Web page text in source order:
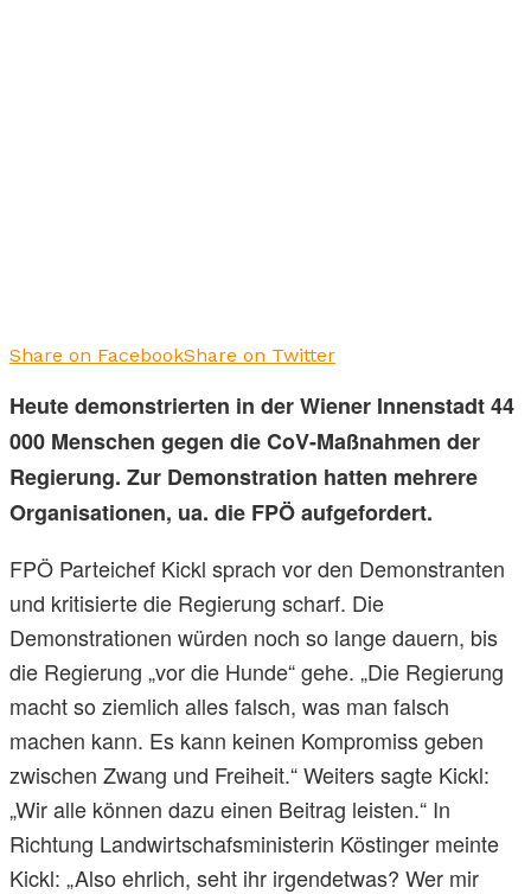
Share on FacebookShare on Twitter
Heute demonstrierten in der Wiener Innenstadt 44
000 Menschen gegen die CoV-Maßnahmen der
Regierung. Zur Demonstration hatten mehrere
Organisationen, ua. die FPÖ aufgefordert.
FPÖ Parteichef Kickl sprach vor den Demonstranten
und kritisierte die Regierung scharf. Die
Demonstrationen würden noch so lange dauern, bis
die Regierung „vor die Hunde“ gehe. „Die Regierung
macht so ziemlich alles falsch, was man falsch
machen kann. Es kann keinen Kompromiss geben
zwischen Zwang und Freiheit.“ Weiters sagte Kickl:
„Wir alle können dazu einen Beitrag leisten.“ In
Richtung Landwirtschafsministerin Köstinger meinte
Kickl: „Also ehrlich, seht ihr irgendetwas? Wer mir